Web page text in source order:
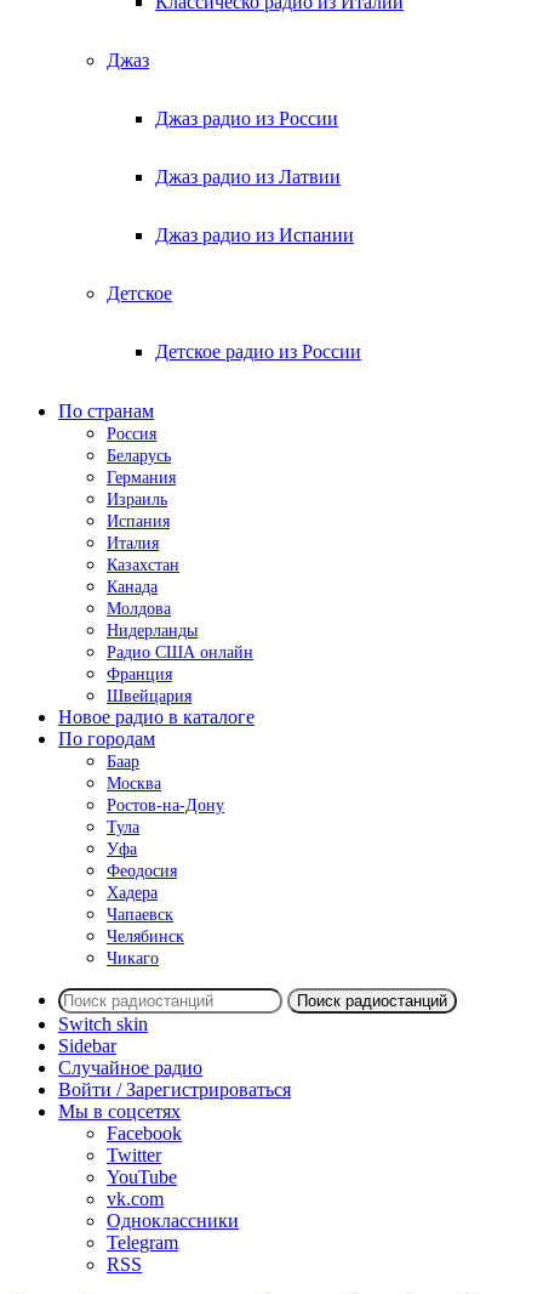
Джаз
Джаз радио из России
Джаз радио из Латвии
Джаз радио из Испании
Детское
Детское радио из России
По странам
Россия
Беларусь
Германия
Израиль
Испания
Италия
Казахстан
Канада
Молдова
Нидерланды
Радио США онлайн
Франция
Швейцария
Новое радио в каталоге
По городам
Баар
Москва
Ростов-на-Дону
Тула
Уфа
Феодосия
Хадера
Чапаевск
Челябинск
Чикаго
Поиск радиостанций
Switch skin
Sidebar
Случайное радио
Войти / Зарегистрироваться
Мы в соцсетях
Facebook
Twitter
YouTube
vk.com
Одноклассники
Telegram
RSS